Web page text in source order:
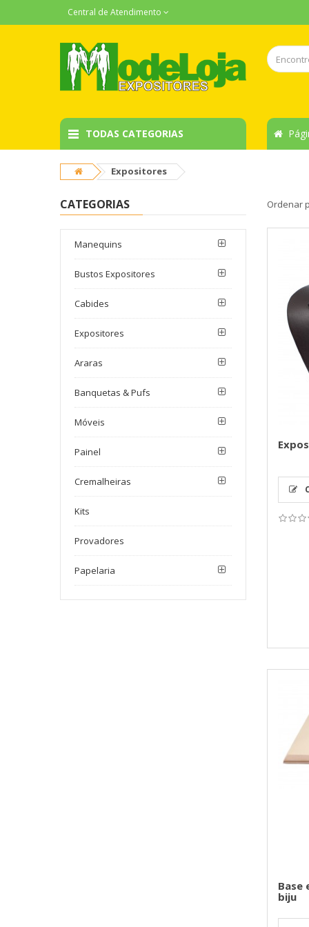
Central de Atendimento
TODAS CATEGORIAS
Expositores
CATEGORIAS
Manequins
Bustos Expositores
Cabides
Expositores
Araras
Banquetas & Pufs
Móveis
Painel
Cremalheiras
Kits
Provadores
Papelaria
Ordenar
Base
biju